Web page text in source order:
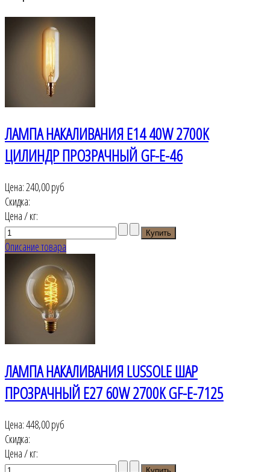
ЛАМПА НАКАЛИВАНИЯ Е14 40W 2700K
ЦИЛИНДР ПРОЗРАЧНЫЙ GF-E-46
Цена:240,00 руб
Скидка:
Цена / кг:
Описание товара
ЛАМПА НАКАЛИВАНИЯ LUSSOLE ШАР
ПРОЗРАЧНЫЙ Е27 60W 2700K GF-E-7125
Цена:448,00 руб
Скидка:
Цена / кг: